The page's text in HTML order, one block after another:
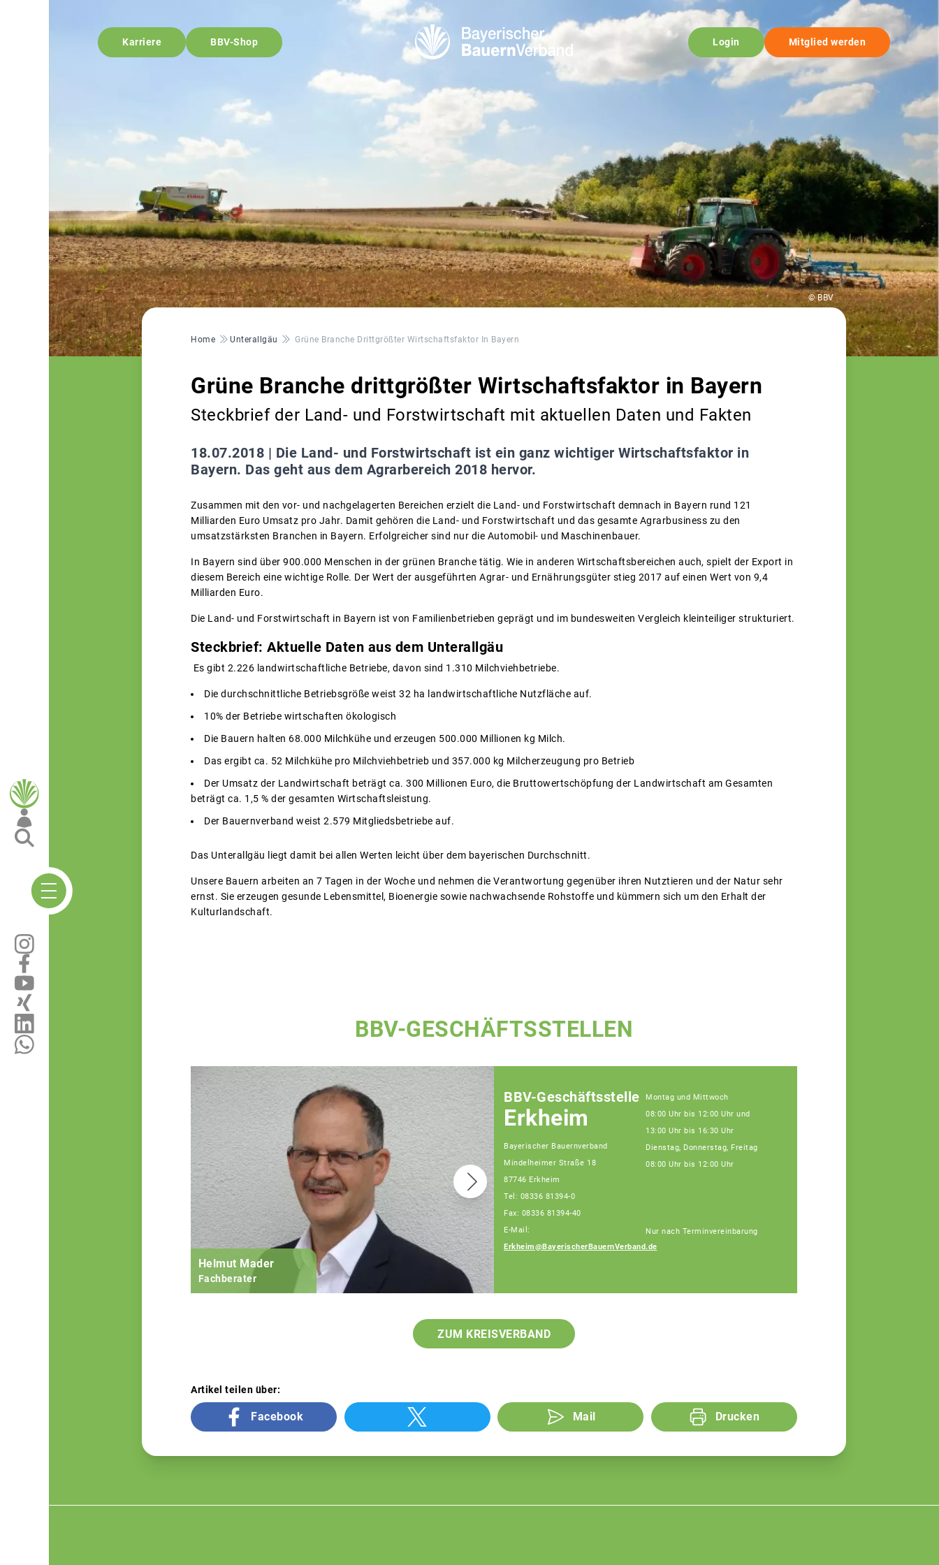
Karriere BBV-Shop Login Mitglied werden
© BBV
Pfadnavigation
Home Unterallgäu Grüne Branche Drittgrößter Wirtschaftsfaktor In Bayern
Grüne Branche drittgrößter Wirtschaftsfaktor in Bayern
Steckbrief der Land- und Forstwirtschaft mit aktuellen Daten und Fakten
18.07.2018 | Die Land- und Forstwirtschaft ist ein ganz wichtiger Wirtschaftsfaktor in
Bayern. Das geht aus dem Agrarbereich 2018 hervor.
Zusammen mit den vor- und nachgelagerten Bereichen erzielt die Land- und Forstwirtschaft demnach in Bayern rund 121
Milliarden Euro Umsatz pro Jahr. Damit gehören die Land- und Forstwirtschaft und das gesamte Agrarbusiness zu den
umsatzstärksten Branchen in Bayern. Erfolgreicher sind nur die Automobil- und Maschinenbauer.
In Bayern sind über 900.000 Menschen in der grünen Branche tätig. Wie in anderen Wirtschaftsbereichen auch, spielt der Export in
diesem Bereich eine wichtige Rolle. Der Wert der ausgeführten Agrar- und Ernährungsgüter stieg 2017 auf einen Wert von 9,4
Milliarden Euro.
Die Land- und Forstwirtschaft in Bayern ist von Familienbetrieben geprägt und im bundesweiten Vergleich kleinteiliger strukturiert.
Steckbrief: Aktuelle Daten aus dem Unterallgäu
Es gibt 2.226 landwirtschaftliche Betriebe, davon sind 1.310 Milchviehbetriebe.
Die durchschnittliche Betriebsgröße weist 32 ha landwirtschaftliche Nutzfläche auf.
10% der Betriebe wirtschaften ökologisch
Die Bauern halten 68.000 Milchkühe und erzeugen 500.000 Millionen kg Milch.
Das ergibt ca. 52 Milchkühe pro Milchviehbetrieb und 357.000 kg Milcherzeugung pro Betrieb
Der Umsatz der Landwirtschaft beträgt ca. 300 Millionen Euro, die Bruttowertschöpfung der Landwirtschaft am Gesamten
beträgt ca. 1,5 % der gesamten Wirtschaftsleistung.
Der Bauernverband weist 2.579 Mitgliedsbetriebe auf.
Das Unterallgäu liegt damit bei allen Werten leicht über dem bayerischen Durchschnitt.
Unsere Bauern arbeiten an 7 Tagen in der Woche und nehmen die Verantwortung gegenüber ihren Nutztieren und der Natur sehr
ernst. Sie erzeugen gesunde Lebensmittel, Bioenergie sowie nachwachsende Rohstoffe und kümmern sich um den Erhalt der
Kulturlandschaft.
BBV-GESCHÄFTSSTELLEN
Helmut Mader
Fachberater
BBV-Geschäftsstelle
Erkheim
Bayerischer Bauernverband
Mindelheimer Straße 18
87746 Erkheim
Tel: 08336 81394-0
Fax: 08336 81394-40
E-Mail:
Erkheim@BayerischerBauernVerband.de
Montag und Mittwoch
08:00 Uhr bis 12:00 Uhr und
13:00 Uhr bis 16:30 Uhr
Dienstag, Donnerstag, Freitag
08:00 Uhr bis 12:00 Uhr
Nur nach Terminvereinbarung
ZUM KREISVERBAND
Artikel teilen über:
Facebook Mail Drucken